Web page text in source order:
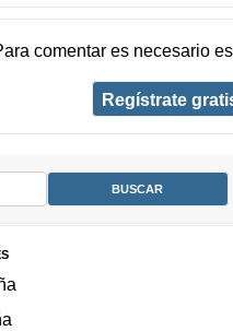
comentar es necesario
Regístrate